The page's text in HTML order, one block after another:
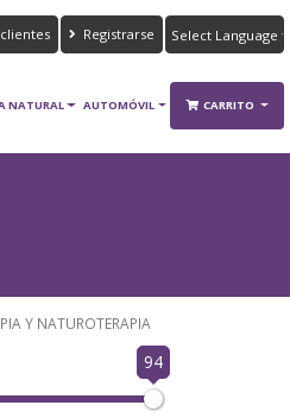
Registrarse
Translate
NATURAL AUTOMÓVIL CARRITO
Y NATUROTERAPIA
94